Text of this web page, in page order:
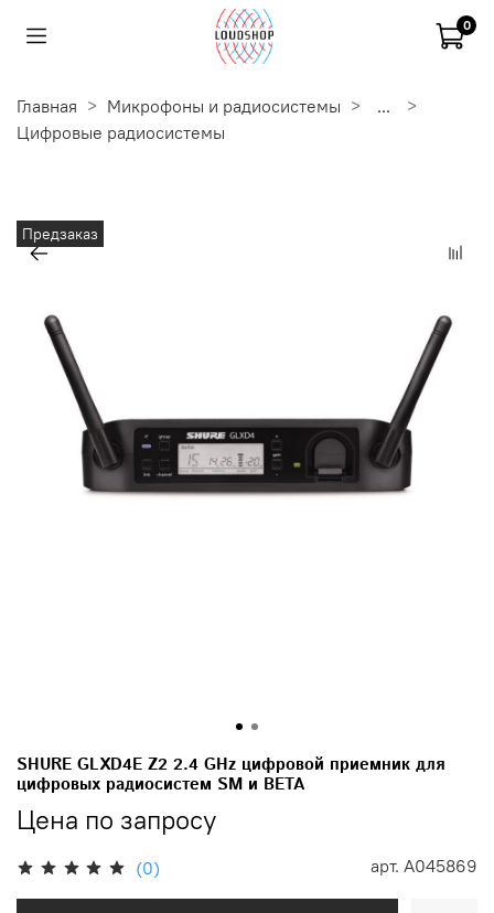
0
Главная Микрофоны и радиосистемы
...
Цифровые радиосистемы
Предзаказ
(0) арт. A045869
SHURE GLXD4E Z2 2.4 GHz цифровой приемник для
цифровых радиосистем SM и BETA
Цена по запросу